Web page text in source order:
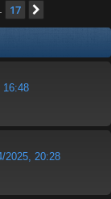
17
16:48
2025, 20:28